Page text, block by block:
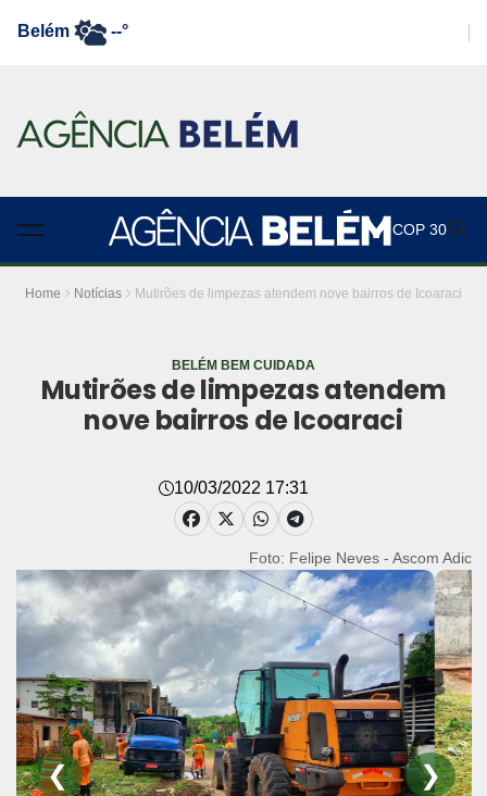
Belém --°
COP 30
Home Notícias Mutirões de limpezas atendem nove bairros de Icoaraci
BELÉM BEM CUIDADA
Mutirões de limpezas atendem
nove bairros de Icoaraci
10/03/2022 17:31
Foto: Felipe Neves - Ascom Adic
❮ ❯